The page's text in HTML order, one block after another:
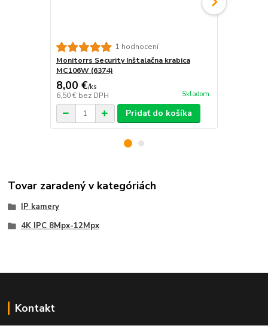
Monitorrs Security Inštalačna krabica
MC106W (6374)
8,00 €/ks
6,50 € bez DPH Skladom
1 hodnocení
Pridať do košíka
Tovar zaradený v kategóriách
IP kamery
4K IPC 8Mpx-12Mpx
Kontakt